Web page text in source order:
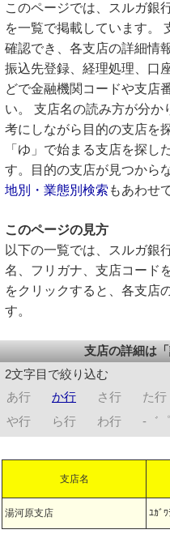
このページでは、スルガ銀
を一覧で掲載しています。
確認でき、各支店の詳細情
振込先登録、経理処理、口
どで金融機関コードや支店
い。 支店名の読み方が分か
考にしながら目的の支店を
「ゆ」で始まる支店を探し
す。目的の支店が見つから
地別・業態別検索 もあわせ
このページの見方
以下の一覧では、スルガ銀
名、フリガナ、支店コード
をクリックすると、各支店
す。
支店の詳細は
2文字目で絞り込む
あ行 か行 さ行 た行
や行
ら行 わ行 -゛゜
支店名
湯河原支店 ﾕｶﾞﾜ